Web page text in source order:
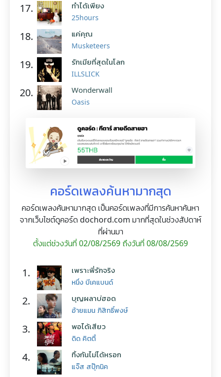
17. ทำได้เพียง
25hours
18. แค่คุณ
Musketeers
19. รักเมียที่สุดในโลก
ILLSLICK
20. Wonderwall
Oasis
คอร์ดเพลงค้นหามากสุด
คอร์ดเพลงค้นหามากสุด เป็นคอร์ดเพลงที่มีการค้นหาค้นหา
จากเว็บไซต์ดูคอร์ด dochord.com มากที่สุดในช่วงสัปดาห์
ที่ผ่านมา
ตั้งแต่ช่วงวันที่ 02/08/2569 ถึงวันที่ 08/08/2569
1. เพราะพี่รักจริง
หนึ่ง บีเคแบนด์
2. บุญผลาบ่ฮอด
อ้ายแมน ภิสิทธิ์พงษ์
3. พอได้เสียว
ดิด คิตตี้
4. ทิ้งกันไม่ได้หรอก
แจ๊ส สปุ๊กนิค